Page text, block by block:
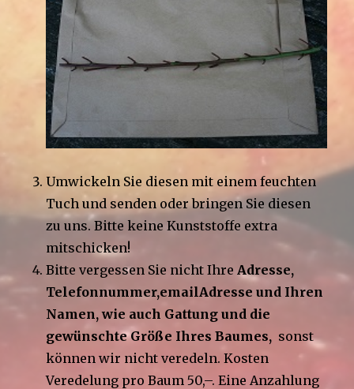
Umwickeln Sie diesen mit einem feuchten
Tuch und senden oder bringen Sie diesen
zu uns. Bitte keine Kunststoffe extra
mitschicken!
Bitte vergessen Sie nicht Ihre Adresse,
Telefonnummer,emailAdresse und Ihren
Namen, wie auch Gattung und die
gewünschte Größe Ihres Baumes, sonst
können wir nicht veredeln. Kosten
Veredelung pro Baum 50,–. Eine Anzahlung